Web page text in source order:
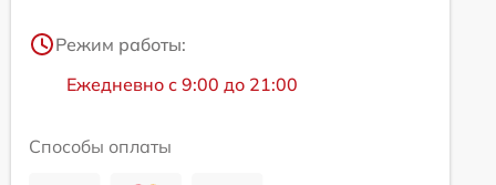
Режим работы:
Ежедневно с 9:00 до 21:00
Способы оплаты